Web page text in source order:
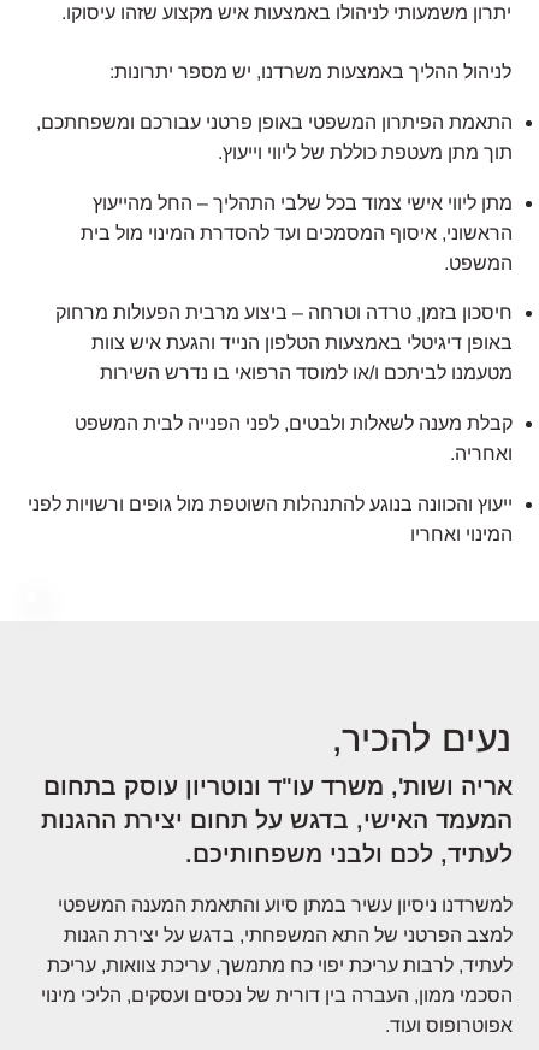
יתרון משמעותי לניהולו באמצעות איש מקצוע שזהו עיסוקו.
לניהול ההליך באמצעות משרדנו, יש מספר יתרונות:
התאמת הפיתרון המשפטי באופן פרטני עבורכם ומשפחתכם,
תוך מתן מעטפת כוללת של ליווי וייעוץ.
מתן ליווי אישי צמוד בכל שלבי התהליך – החל מהייעוץ
הראשוני, איסוף המסמכים ועד להסדרת המינוי מול בית
המשפט.
חיסכון בזמן, טרדה וטרחה – ביצוע מרבית הפעולות מרחוק
באופן דיגיטלי באמצעות הטלפון הנייד והגעת איש צוות
מטעמנו לביתכם ו/או למוסד הרפואי בו נדרש השירות
קבלת מענה לשאלות ולבטים, לפני הפנייה לבית המשפט
ואחריה.
ייעוץ והכוונה בנוגע להתנהלות השוטפת מול גופים ורשויות לפני
המינוי ואחריו
נעים להכיר,
אריה ושות', משרד עו"ד ונוטריון עוסק בתחום
המעמד האישי, בדגש על תחום יצירת ההגנות
לעתיד, לכם ולבני משפחותיכם.
למשרדנו ניסיון עשיר במתן סיוע והתאמת המענה המשפטי
למצב הפרטני של התא המשפחתי, בדגש על יצירת הגנות
לעתיד, לרבות עריכת יפוי כח מתמשך, עריכת צוואות, עריכת
הסכמי ממון, העברה בין דורית של נכסים ועסקים, הליכי מינוי
אפוטרופוס ועוד.